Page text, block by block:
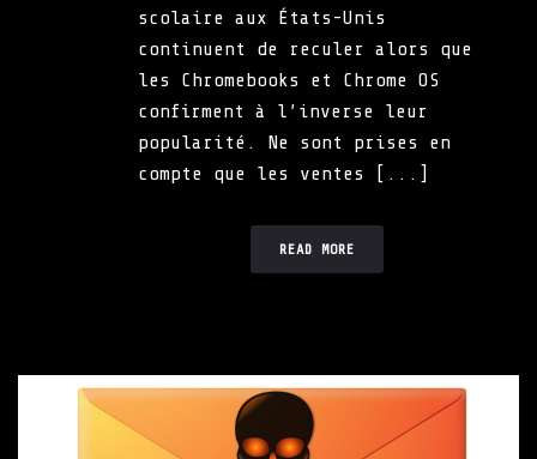
scolaire aux États-Unis
continuent de reculer alors que
les Chromebooks et Chrome OS
confirment à l’inverse leur
popularité. Ne sont prises en
compte que les ventes [...]
READ MORE